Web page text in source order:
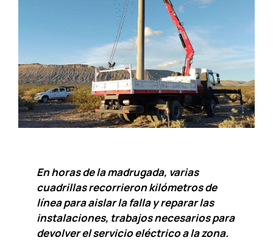
En horas de la madrugada, varias
cuadrillas recorrieron kilómetros de
línea para aislar la falla y reparar las
instalaciones, trabajos necesarios para
devolver el servicio eléctrico a la zona.